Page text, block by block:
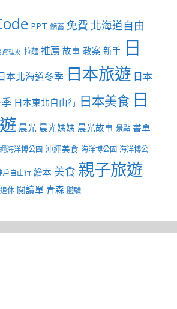
PPT 儲蓄 免費 北海道自由
資理財 拉麵 推薦 故事 教案 新手 日
本北海道冬季 日本旅遊 日本
日本東北自由行 日本美食 日
晨光 晨光媽媽 晨光故事 景點 書單
海洋博公園 沖繩美食 海洋博公園 海洋博公
戶自由行 繪本 美食 親子旅遊
退休 閱讀單 青森 體驗